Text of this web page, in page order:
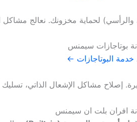
والرأسي) لحماية مخزونك. نعالج مشاكل
بوتاجازات سيمنس
خدمة البوتاجازات ←
إصلاح مشاكل الإشعال الذاتي،
افران بلت ان سيمنس